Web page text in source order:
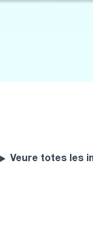
Veure totes les